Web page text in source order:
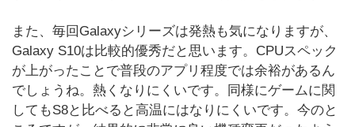
また、毎回Galaxyシリーズは発熱も気になりますが、
Galaxy S10は比較的優秀だと思います。CPUスペック
が上がったことで普段のアプリ程度では余裕があるん
でしょうね。熱くなりにくいです。同様にゲームに関
してもS8と比べると高温にはなりにくいです。今のと